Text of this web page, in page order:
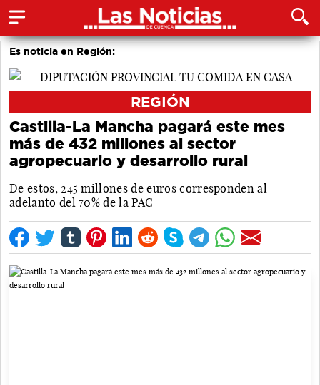
Es noticia en Región:
REGIÓN
Castilla-La Mancha pagará este mes
más de 432 millones al sector
agropecuario y desarrollo rural
De estos, 245 millones de euros corresponden al
adelanto del 70% de la PAC